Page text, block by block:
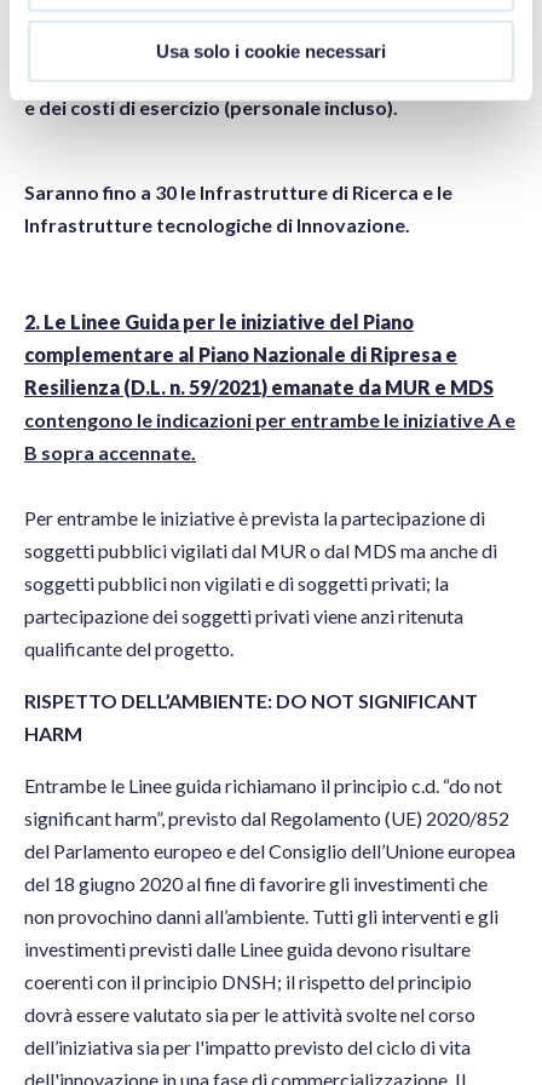
Usa solo i cookie necessari
L’investimento non è predefinito ma il contributo del
finanziamento a partenariati pubblico-privati può
arrivare fino al 49% dell’investimento di capitale totale
e dei costi di esercizio (personale incluso).
Saranno fino a 30 le Infrastrutture di Ricerca e le
Infrastrutture tecnologiche di Innovazione.
2. Le Linee Guida per le iniziative del Piano
complementare al Piano Nazionale di Ripresa e
Resilienza (D.L. n. 59/2021) emanate da MUR e MDS
contengono le indicazioni per entrambe le iniziative A e
B sopra accennate.
Per entrambe le iniziative è prevista la partecipazione di
soggetti pubblici vigilati dal MUR o dal MDS ma anche di
soggetti pubblici non vigilati e di soggetti privati; la
partecipazione dei soggetti privati viene anzi ritenuta
qualificante del progetto.
RISPETTO DELL’AMBIENTE: DO NOT SIGNIFICANT
HARM
Entrambe le Linee guida richiamano il principio c.d. “do not
significant harm”, previsto dal Regolamento (UE) 2020/852
del Parlamento europeo e del Consiglio dell’Unione europea
del 18 giugno 2020 al fine di favorire gli investimenti che
non provochino danni all’ambiente. Tutti gli interventi e gli
investimenti previsti dalle Linee guida devono risultare
coerenti con il principio DNSH; il rispetto del principio
dovrà essere valutato sia per le attività svolte nel corso
dell’iniziativa sia per l'impatto previsto del ciclo di vita
dell'innovazione in una fase di commercializzazione. Il